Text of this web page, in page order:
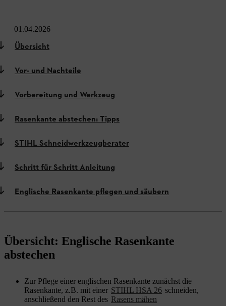
01.04.2026
Übersicht
Vor- und Nachteile
Vorbereitung und Werkzeug
Rasenkante abstechen: Tipps
STIHL Schneidwerkzeugberater
Schritt für Schritt Anleitung
Englische Rasenkante pflegen und säubern
Übersicht: Englische Rasenkante
abstechen
Zur Pflege einer englischen Rasenkante zunächst die
Rasenkante, z.B. mit einer STIHL HSA 26 schneiden,
anschließend den Rest des Rasens mähen